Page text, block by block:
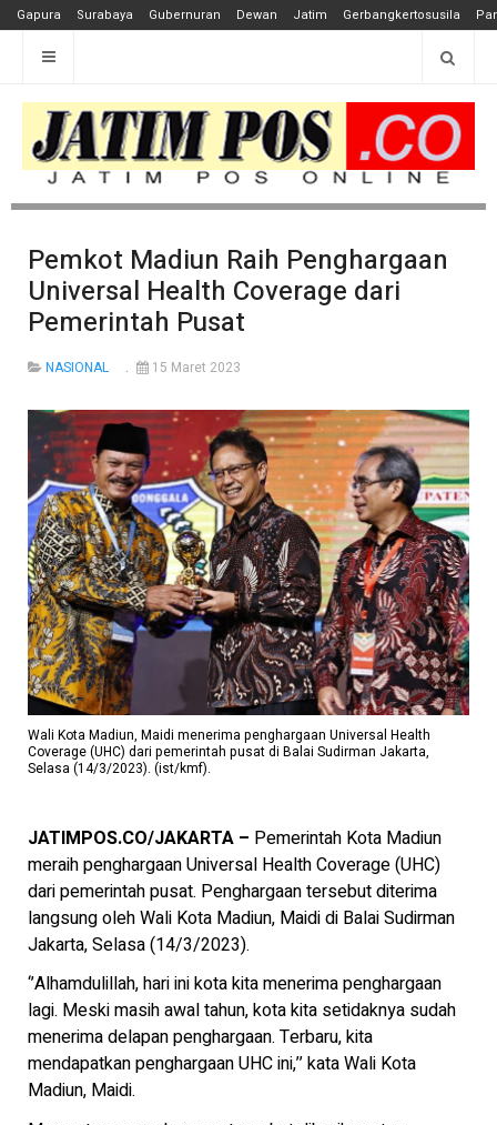
Gapura Surabaya Gubernuran Dewan Jatim Gerbangkertosusila
Pemkot Madiun Raih Penghargaan
Universal Health Coverage dari
Pemerintah Pusat
NASIONAL 15 Maret 2023
Wali Kota Madiun, Maidi menerima penghargaan Universal Health
Coverage (UHC) dari pemerintah pusat di Balai Sudirman Jakarta,
Selasa (14/3/2023). (ist/kmf).
JATIMPOS.CO/JAKARTA – Pemerintah Kota Madiun
meraih penghargaan Universal Health Coverage (UHC)
dari pemerintah pusat. Penghargaan tersebut diterima
langsung oleh Wali Kota Madiun, Maidi di Balai Sudirman
Jakarta, Selasa (14/3/2023).
‘’Alhamdulillah, hari ini kota kita menerima penghargaan
lagi. Meski masih awal tahun, kota kita setidaknya sudah
menerima delapan penghargaan. Terbaru, kita
mendapatkan penghargaan UHC ini,’’ kata Wali Kota
Madiun, Maidi.